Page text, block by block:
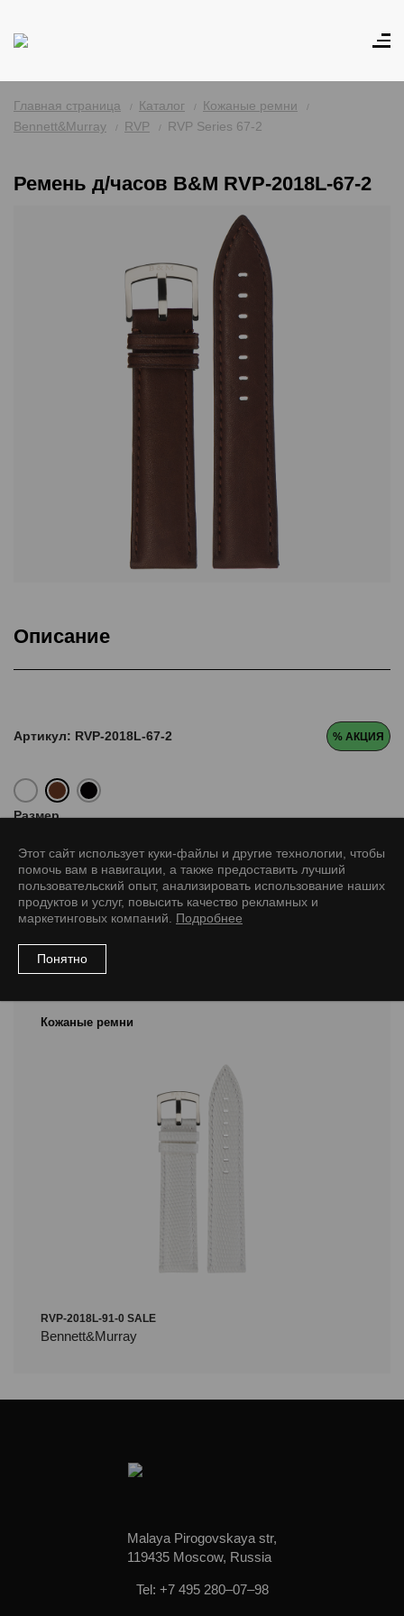
Главная страница Каталог
Кожаные ремни
Bennett&Murray
RVP RVP Series 67-2
Ремень д/часов B&M RVP-2018L-67-2
Описание
Артикул: RVP-2018L-67-2
Размер
20/18 L
Кожаные ремни
RVP-2018L-91-0 SALE
Bennett&Murray
Этот сайт использует куки-файлы и другие технологии, чтобы
помочь вам в навигации, а также предоставить лучший
пользовательский опыт, анализировать использование наших
продуктов и услуг, повысить качество рекламных и
маркетинговых компаний. Подробнее
Понятно
Malaya Pirogovskaya str,
119435 Moscow, Russia
Tel: +7 495 280–07–98